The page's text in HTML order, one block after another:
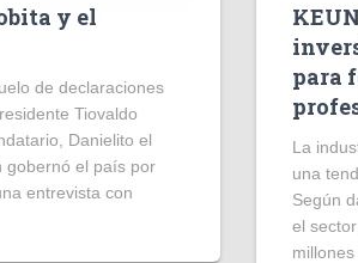
y el
de declaraciones
Tiovaldo
Danielito el
gobernó el país por
entrevista con
para
La
una
Según
el